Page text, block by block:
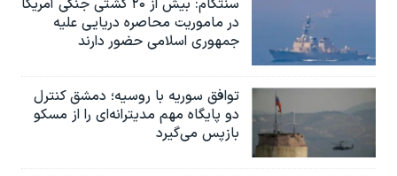
سنتکام: بیش از ۲۰ کشتی جنگی آمریکا
در ماموریت محاصره دریایی علیه
جمهوری اسلامی حضور دارند
توافق سوریه با روسیه؛ دمشق کنترل
دو پایگاه مهم مدیترانه‌ای را از مسکو
بازپس می‌گیرد